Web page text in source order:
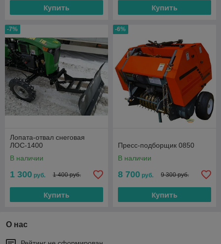
Купить Купить
-7%
Лопата-отвал снеговая
ЛОС-1400
В наличии
1 300 руб. 1 400 руб.
Купить
-6%
Пресс-подборщик 0850
В наличии
8 700 руб. 9 300 руб.
Купить
О нас